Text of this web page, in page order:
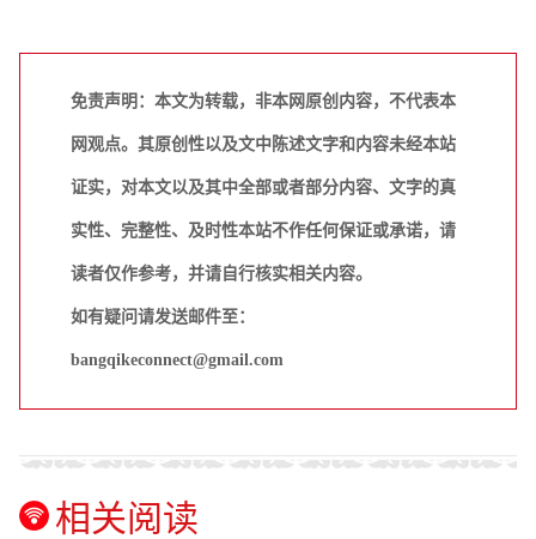
免责声明：本文为转载，非本网原创内容，不代表本
网观点。其原创性以及文中陈述文字和内容未经本站
证实，对本文以及其中全部或者部分内容、文字的真
实性、完整性、及时性本站不作任何保证或承诺，请
读者仅作参考，并请自行核实相关内容。
如有疑问请发送邮件至：
bangqikeconnect@gmail.com
相关阅读